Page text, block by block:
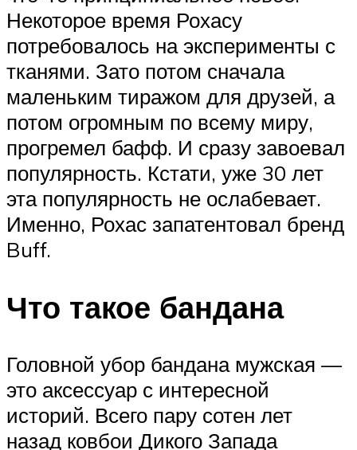
Некоторое время Рохасу
потребовалось на эксперименты с
тканями. Зато потом сначала
маленьким тиражом для друзей, а
потом огромным по всему миру,
прогремел бафф. И сразу завоевал
популярность. Кстати, уже 30 лет
эта популярность не ослабевает.
Именно, Рохас запатентовал бренд
Buff.
Что такое бандана
Головной убор бандана мужская —
это аксессуар с интересной
историй. Всего пару сотен лет
назад ковбои Дикого Запада